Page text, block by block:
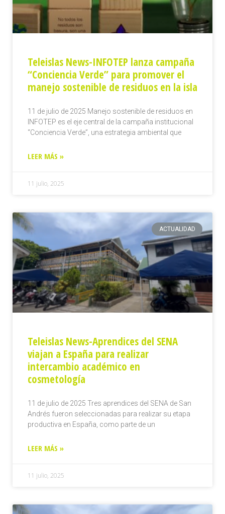
Teleislas News-INFOTEP lanza campaña
“Conciencia Verde” para promover el
manejo sostenible de residuos en la isla
11 de julio de 2025 Manejo sostenible de residuos en
INFOTEP es el eje central de la campaña institucional
“Conciencia Verde”, una estrategia ambiental que
LEER MÁS »
11 julio, 2025
ACTUALIDAD
Teleislas News-Aprendices del SENA
viajan a España para realizar
intercambio académico en
cosmetología
11 de julio de 2025 Tres aprendices del SENA de San
Andrés fueron seleccionadas para realizar su etapa
productiva en España, como parte de un
LEER MÁS »
11 julio, 2025